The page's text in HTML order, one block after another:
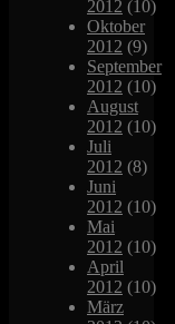
2012 (10)
Oktober
2012 (9)
September
2012 (10)
August
2012 (10)
Juli
2012 (8)
Juni
2012 (10)
Mai
2012 (10)
April
2012 (10)
März